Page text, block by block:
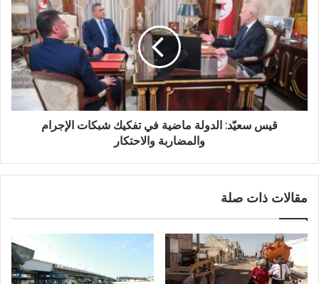
قيس سعيّد: الدولة ماضية في تفكيك شبكات الإجرام
والمضاربة والاحتكار
مقالات ذات صلة